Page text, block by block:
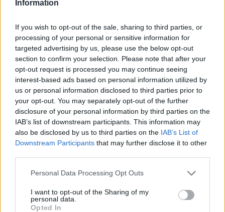
Information
If you wish to opt-out of the sale, sharing to third parties, or
processing of your personal or sensitive information for
targeted advertising by us, please use the below opt-out
section to confirm your selection. Please note that after your
opt-out request is processed you may continue seeing
interest-based ads based on personal information utilized by
us or personal information disclosed to third parties prior to
your opt-out. You may separately opt-out of the further
disclosure of your personal information by third parties on the
IAB’s list of downstream participants. This information may
also be disclosed by us to third parties on the IAB’s List of
Downstream Participants that may further disclose it to other
Personal Data Processing Opt Outs
I want to opt-out of the Sharing of my
personal data.
Opted In
✈️🆕 𝑳𝑨𝑼𝑻𝑨𝑹𝑶 𝑺𝑷𝑨𝑻𝒁, solidesa,
contundència i joc aeri
PRIMER EQUIP
🆕 𝑷𝑨𝑼 𝑳𝑶𝑷𝑬𝒁, presentat ✅
PRIMER EQUIP